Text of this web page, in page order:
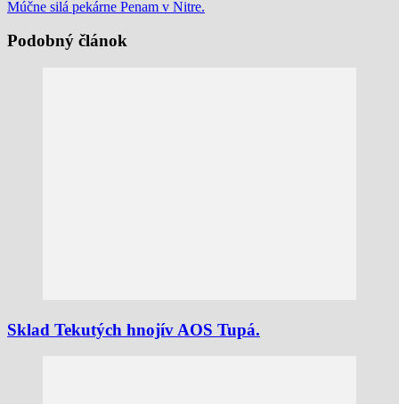
Múčne silá pekárne Penam v Nitre.
Podobný článok
Sklad Tekutých hnojív AOS Tupá.